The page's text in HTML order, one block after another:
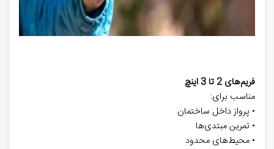
فریم‌های 2 تا 3 اینچ
مناسب برای:
• پرواز داخل ساختمان
• تمرین مبتدی‌ها
• محیط‌های محدود